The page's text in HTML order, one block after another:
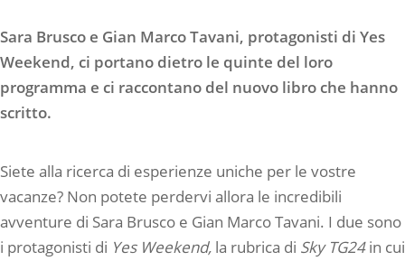
Sara Brusco e Gian Marco Tavani, protagonisti di Yes
Weekend, ci portano dietro le quinte del loro
programma e ci raccontano del nuovo libro che hanno
scritto.
Siete alla ricerca di esperienze uniche per le vostre
vacanze? Non potete perdervi allora le incredibili
avventure di Sara Brusco e Gian Marco Tavani. I due sono
i protagonisti di Yes Weekend, la rubrica di Sky TG24in cui